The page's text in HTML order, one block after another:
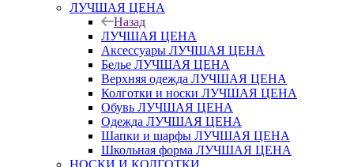
ЛУЧШАЯ ЦЕНА
Назад
ЛУЧШАЯ ЦЕНА
Аксессуары ЛУЧШАЯ ЦЕНА
Белье ЛУЧШАЯ ЦЕНА
Верхняя одежда ЛУЧШАЯ ЦЕНА
Колготки и носки ЛУЧШАЯ ЦЕНА
Обувь ЛУЧШАЯ ЦЕНА
Одежда ЛУЧШАЯ ЦЕНА
Шапки и шарфы ЛУЧШАЯ ЦЕНА
Школьная форма ЛУЧШАЯ ЦЕНА
НОСКИ И КОЛГОТКИ